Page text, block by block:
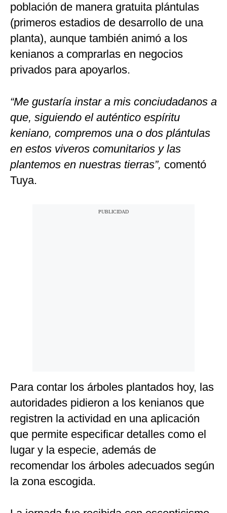
población de manera gratuita plántulas
(primeros estadios de desarrollo de una
planta), aunque también animó a los
kenianos a comprarlas en negocios
privados para apoyarlos.
“Me gustaría instar a mis conciudadanos a
que, siguiendo el auténtico espíritu
keniano, compremos una o dos plántulas
en estos viveros comunitarios y las
plantemos en nuestras tierras”, comentó
Tuya.
Para contar los árboles plantados hoy, las
autoridades pidieron a los kenianos que
registren la actividad en una aplicación
que permite especificar detalles como el
lugar y la especie, además de
recomendar los árboles adecuados según
la zona escogida.